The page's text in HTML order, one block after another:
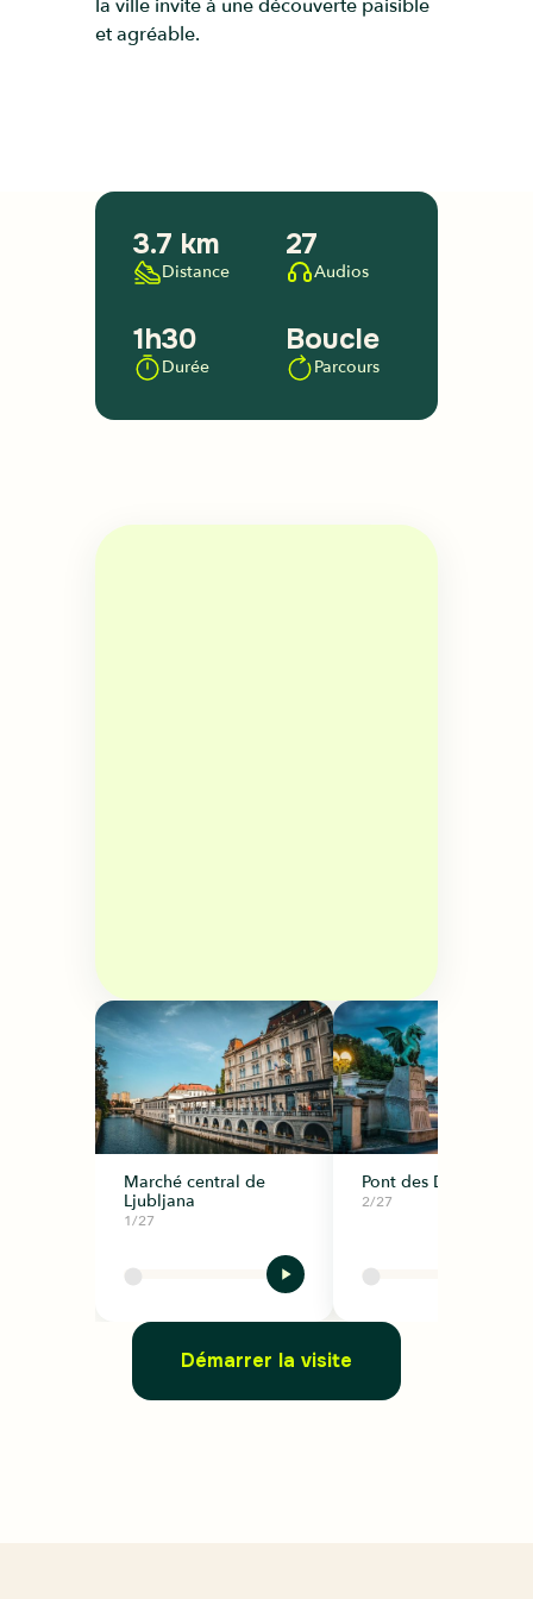
la ville invite à une découverte paisible
et agréable.
3.7 km
Distance
27
Audios
1h30
Durée
Boucle
Parcours
Marché central de
Ljubljana
1/27
Pont des Dragons
2/27
Démarrer la visite